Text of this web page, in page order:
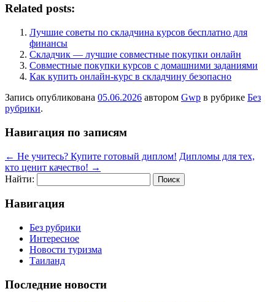
Related posts:
Лучшие советы по складчина курсов бесплатно для
финансы
Складчик — лучшие совместные покупки онлайн
Совместные покупки курсов с домашними заданиями
Как купить онлайн-курс в складчину безопасно
Запись опубликована 05.06.2026 автором Gwp в рубрике Без
рубрики.
Навигация по записям
← Не учитесь? Купите готовый диплом! Дипломы для тех,
кто ценит качество! →
Найти:
Навигация
Без рубрики
Интересное
Новости туризма
Таиланд
Последние новости